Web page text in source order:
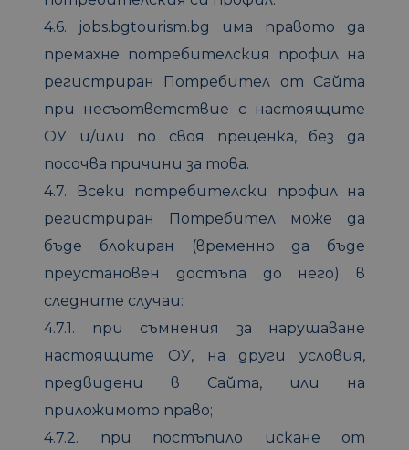
4.6. jobs.bgtourism.bg има правото да
премахне потребителския профил на
регистриран Потребител от Сайта
при несъответствие с настоящите
ОУ и/или по своя преценка, без да
посочва причини за това.
4.7. Всеки потребителски профил на
регистриран Потребител може да
бъде блокиран (временно да бъде
преустановен достъпа до него) в
следните случаи:
4.7.1. при съмнения за нарушаване
настоящите ОУ, на други условия,
предвидени в Сайта, или на
приложимото право;
4.7.2. при постъпило искане от